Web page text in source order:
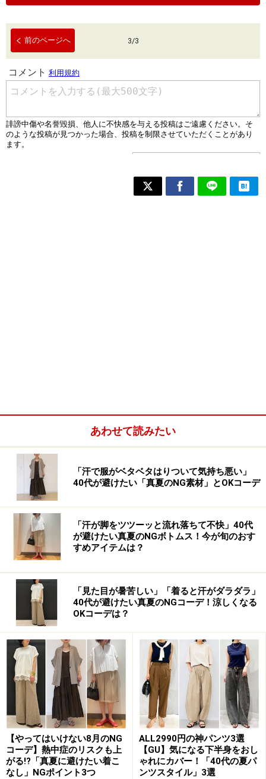
前のページへ 3/3
あわせて読みたい
「汗で服がベタベタはりついて気持ち悪い」
40代が避けたい「真夏のNG素材」とOKコーデ
「汗が脚をツツーッと流れ落ちて不快」40代
が避けたい真夏のNGボトムス！今が旬のおす
すめアイテムは？
「見た目が暑苦しい」「着ると汗がダラダラ」
40代が避けたい真夏のNGコーデ！涼しくなる
OKコーデは？
【やってはいけない8月のNG
コーデ】熱中症のリスクも上
がる!?「真夏に避けたい着こ
なし」NGポイント3つ
ALL2990円の神パンツ3選
【GU】気になる下半身をおし
ゃれにカバー！「40代の夏パ
ンツスタイル」3選